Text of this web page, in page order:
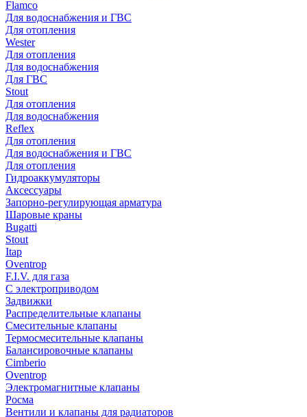
Flamco
Для водоснабжения и ГВС
Для отопления
Wester
Для отопления
Для водоснабжения
Для ГВС
Stout
Для отопления
Для водоснабжения
Reflex
Для отопления
Для водоснабжения и ГВС
Для отопления
Гидроаккумуляторы
Аксессуары
Запорно-регулирующая арматура
Шаровые краны
Bugatti
Stout
Itap
Oventrop
F.I.V. для газа
С электроприводом
Задвижки
Распределительные клапаны
Cмесительные клапаны
Термосмесительные клапаны
Балансировочные клапаны
Cimberio
Oventrop
Электромагнитные клапаны
Росма
Вентили и клапаны для радиаторов